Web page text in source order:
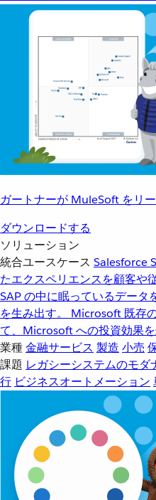
ガートナーが MuleSoft をリ
ダウンロードする
ソリューション
統合ユースケース Salesforce
たエクスペリエンスを顧客や
SAP の中に眠っているデータ
を生み出す。
Microsoft 既存
て、Microsoft への投資効果を
業種金融サービス 製造 小売
課題 レガシーシステムのモダ
行 ビジネスオートメーション